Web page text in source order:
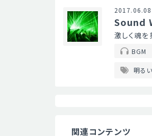
2017.06.08
Sound
激しく魂を
BGM
明るい
関連コンテンツ